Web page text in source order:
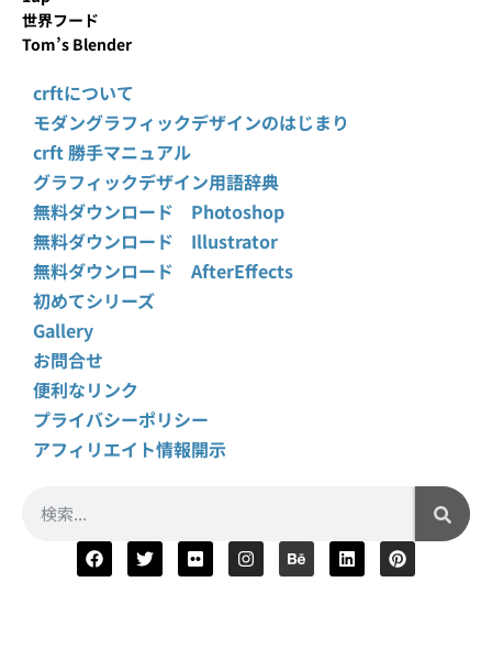
世界フード
Tom’s Blender
crftについて
モダングラフィックデザインのはじまり
crft 勝手マニュアル
グラフィックデザイン用語辞典
無料ダウンロード Photoshop
無料ダウンロード Illustrator
無料ダウンロード AfterEffects
初めてシリーズ
Gallery
お問合せ
便利なリンク
プライバシーポリシー
アフィリエイト情報開示